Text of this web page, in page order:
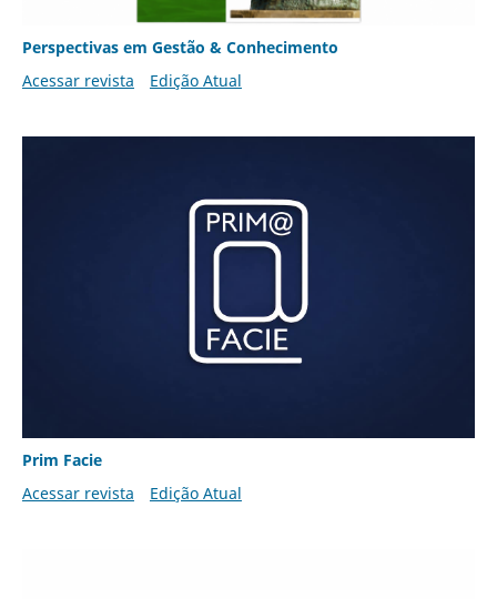
Perspectivas em Gestão & Conhecimento
Acessar revista
Edição Atual
Prim Facie
Acessar revista
Edição Atual